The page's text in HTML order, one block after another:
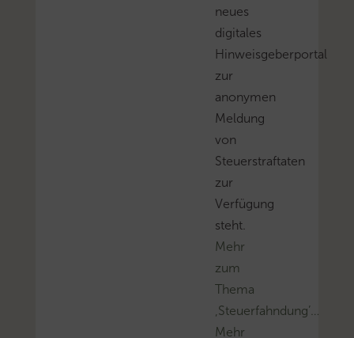
neues
digitales
Hinweisgeberportal
zur
anonymen
Meldung
von
Steuerstraftaten
zur
Verfügung
steht.
Mehr
zum
Thema
‚Steuerfahndung’…
Mehr